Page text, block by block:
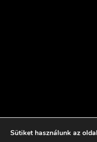
Sütiket használunk az